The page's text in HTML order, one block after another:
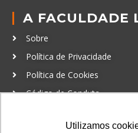
Utilizamos
A FACULDADE
Sobre
Política de Privacidade
Política de Cookies
Código de Conduta